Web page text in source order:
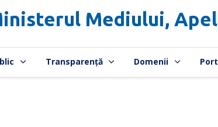
Mediului,
Transparență Domenii